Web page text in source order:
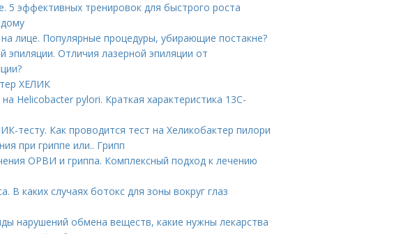
5 эффективных тренировок для быстрого роста
лице. Популярные процедуры, убирающие постакне?
эпиляции. Отличия лазерной эпиляции от
ХЕЛИК
Helicobacter pylori. Краткая характеристика 13С-
тесту. Как проводится тест на Хеликобактер пилори
при гриппе или.. Грипп
ОРВИ и гриппа. Комплексный подход к лечению
В каких случаях ботокс для зоны вокруг глаз
нарушений обмена веществ, какие нужны лекарства